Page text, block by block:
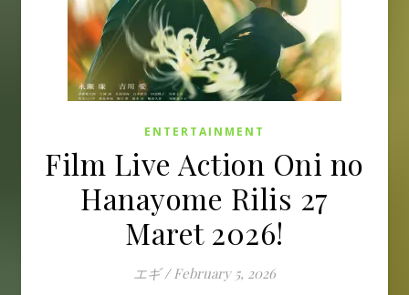
ENTERTAINMENT
Film Live Action Oni no
Hanayome Rilis 27
Maret 2026!
エギ / February 5, 2026